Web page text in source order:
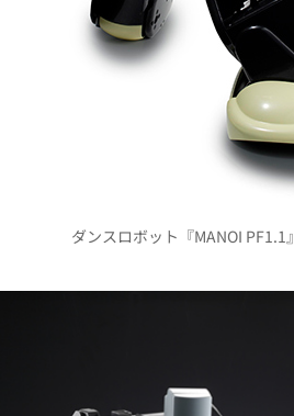
ダンスロボット『MANOI PF1.1』